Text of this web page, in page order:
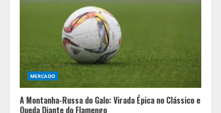
MERCADO
A Montanha-Russa do Galo: Virada Épica no Clássico e
Queda Diante do Flamengo